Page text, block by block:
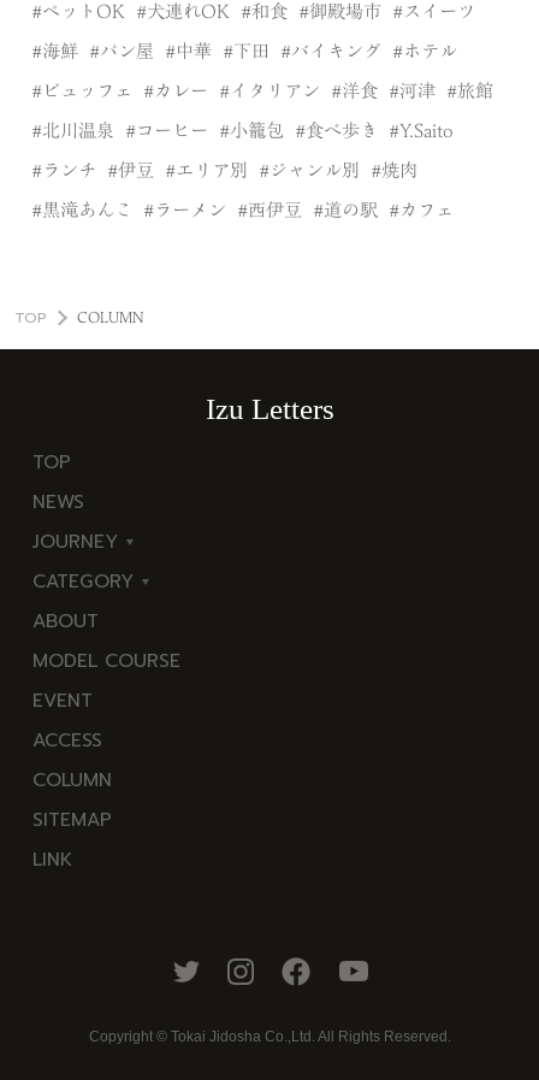
ペットOK 犬連れOK 和食 御殿場市 スイーツ
海鮮 パン屋 中華 下田 バイキング ホテル
ビュッフェ カレー イタリアン 洋食 河津 旅館
北川温泉 コーヒー 小籠包 食べ歩き Y.Saito
ランチ 伊豆 エリア別 ジャンル別 焼肉
黒滝あんこ ラーメン 西伊豆 道の駅 カフェ
TOP COLUMN
Izu Letters
TOP
NEWS
JOURNEY
東
伊
豆
西
伊
豆
南
伊
CATEGORY
海
岬
温
泉
花
池・
滝・
ABOUT
MODEL COURSE
EVENT
ACCESS
COLUMN
SITEMAP
LINK
Copyright © Tokai Jidosha Co.,Ltd. All Rights Reserved.